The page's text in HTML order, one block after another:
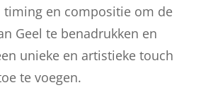
timing en compositie om de
Geel te benadrukken en
unieke en artistieke touch
te voegen.